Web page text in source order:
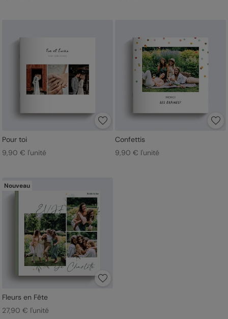
Pour toi
9,90 € l'unité
Confettis
9,90 € l'unité
Nouveau
Fleurs en Fête
27,90 € l'unité